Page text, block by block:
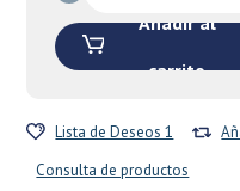
Watch:
Swords
Coin
-
Añadir al
carrito
Lista de Deseos 1
Consulta de productos